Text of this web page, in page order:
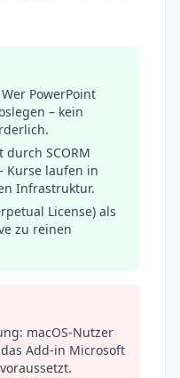
PowerPoint
– kein
SCORM
Kurse laufen in
Infrastruktur.
License) als
zu reinen
macOS-Nutzer
Add-in Microsoft